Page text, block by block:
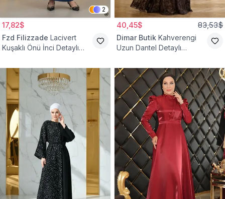
2
17,82$
Fzd Filizzade Lacivert
Kuşaklı Önü İnci Detaylı
40,45$ 83,53$
Dimar Butik Kahverengi
Uzun Dantel Detaylı